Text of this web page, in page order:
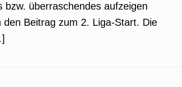
überraschendes aufzeigen
Beitrag zum 2. Liga-Start. Die